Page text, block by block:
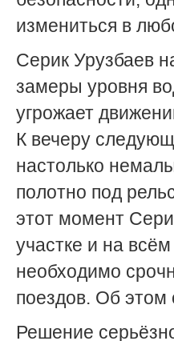
измениться в
Серик Урузбаев
замеры уровня
угрожает
К вечеру
настолько
полотно под
этот момент
участке и на
необходимо
поездов. Об этом
Решение